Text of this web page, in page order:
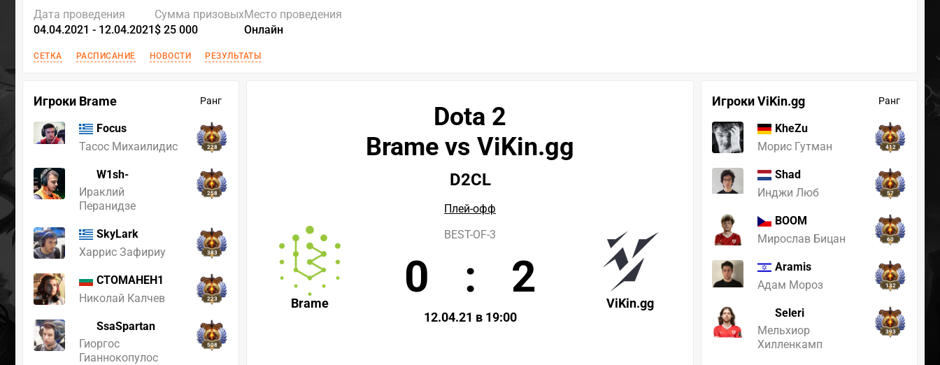
Дата проведения
04.04.2021 - 12.04.2021
Сумма призовых
$ 25 000
Место проведения
Онлайн
СЕТКА РАСПИСАНИЕ НОВОСТИ РЕЗУЛЬТАТЫ
Игроки Brame Ранг
Focus
Тасос Михаилидис
228
W1sh-
Ираклий
Перанидзе
258
SkyLark
Харрис Зафириу
383
CTOMAHEH1
Николай Калчев
223
SsaSpartan
Гиоргос
Гианнокопулос
508
Игроки ViKin.gg Ранг
KheZu
Морис Гутман
412
Shad
Инджи Люб
57
BOOM
Мирослав Бицан
60
Aramis
Адам Мороз
132
Seleri
Мельхиор
Хилленкамп
393
Dota 2
Brame vs ViKin.gg
D2CL
Плей-офф
Brame ViKin.gg
BEST-OF-3
0 : 2
12.04.21 в 19:00